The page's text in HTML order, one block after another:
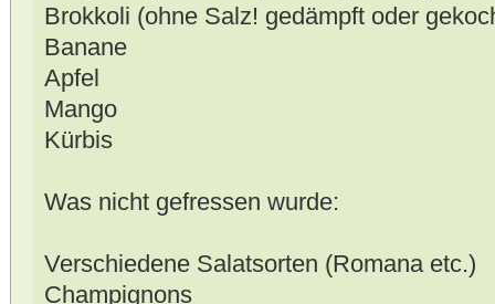
Brokkoli (ohne Salz! gedämpft oder
Banane
Apfel
Mango
Kürbis
Was nicht gefressen wurde:
Verschiedene Salatsorten (Romana etc.)
Champignons